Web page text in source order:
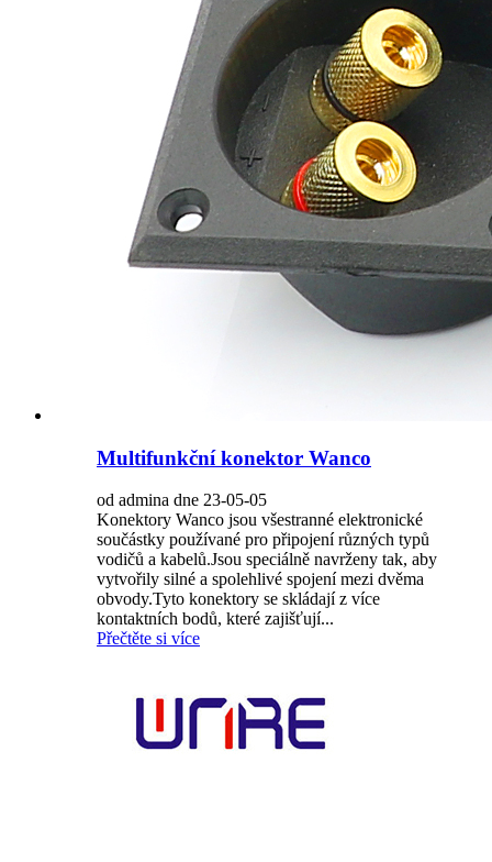
Multifunkční konektor Wanco
od admina dne 23-05-05
Konektory Wanco jsou všestranné elektronické
součástky používané pro připojení různých typů
vodičů a kabelů.Jsou speciálně navrženy tak, aby
vytvořily silné a spolehlivé spojení mezi dvěma
obvody.Tyto konektory se skládají z více
kontaktních bodů, které zajišťují...
Přečtěte si více